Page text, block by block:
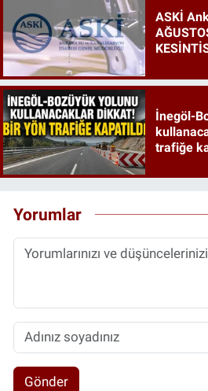
ASKİ
İnegöl-
trafiğe
Yorumlar
Gönder